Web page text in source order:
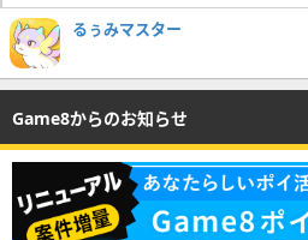
るぅみマスター
Game8からのお知らせ